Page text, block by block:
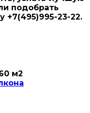
подобрать
+7(495)995-23-22.
м2